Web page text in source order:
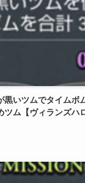
黒いツムでタイムボ
ツム【ヴィランズハ